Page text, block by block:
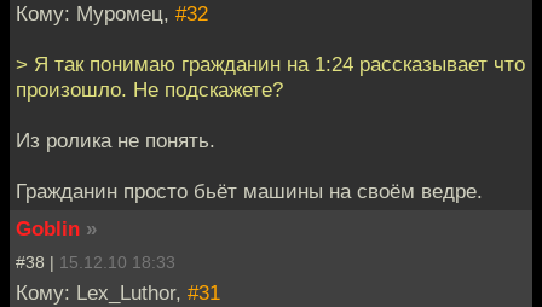
Кому: Муромец, #32
> Я так понимаю гражданин на 1:24 рассказывает что
произошло. Не подскажете?
Из ролика не понять.
Гражданин просто бьёт машины на своём ведре.
Goblin »
#38 | 15.12.10 18:33
Кому: Lex_Luthor, #31